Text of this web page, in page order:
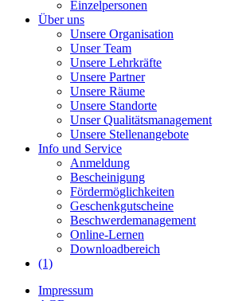
Einzelpersonen
Über uns
Unsere Organisation
Unser Team
Unsere Lehrkräfte
Unsere Partner
Unsere Räume
Unsere Standorte
Unser Qualitätsmanagement
Unsere Stellenangebote
Info und Service
Anmeldung
Bescheinigung
Fördermöglichkeiten
Geschenkgutscheine
Beschwerdemanagement
Online-Lernen
Downloadbereich
(1)
Impressum